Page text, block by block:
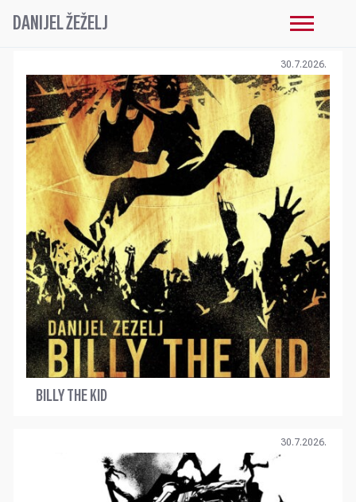
DANIJEL ŽEŽELJ
30.7.2026.
BILLY THE KID
30.7.2026.